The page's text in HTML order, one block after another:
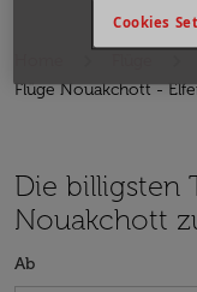
Flüge Nouakchott -
Die billigsten
Nouakchott
Ab
Cookies